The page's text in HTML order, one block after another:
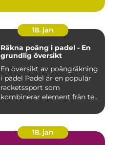
18. jan
Räkna poäng i padel - En
grundlig översikt
En översikt av poängräkning
i padel Padel är en populär
racketssport som
kombinerar element från te...
18. jan